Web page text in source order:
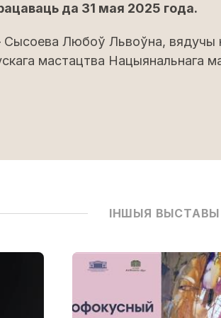
да 31 мая 2025 года.
Сысоева Любоў Львоўна, вядучы
мастацтва Нацыянальнага
ІНШЫЯ ВЫСТАВЫ